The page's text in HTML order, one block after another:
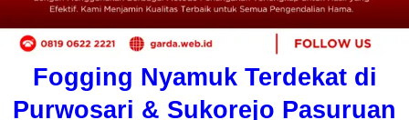
Fogging Nyamuk Terdekat di
Purwosari & Sukorejo Pasuruan